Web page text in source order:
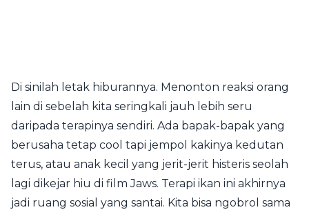
Di sinilah letak hiburannya. Menonton reaksi orang
lain di sebelah kita seringkali jauh lebih seru
daripada terapinya sendiri. Ada bapak-bapak yang
berusaha tetap cool tapi jempol kakinya kedutan
terus, atau anak kecil yang jerit-jerit histeris seolah
lagi dikejar hiu di film Jaws. Terapi ikan ini akhirnya
jadi ruang sosial yang santai. Kita bisa ngobrol sama